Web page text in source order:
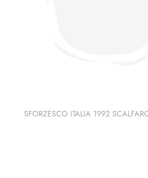
SFORZESCO ITALIA 1992